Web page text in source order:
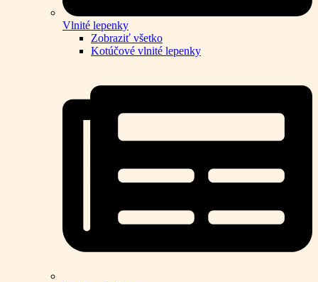
Vlnité lepenky
Zobraziť všetko
Kotúčové vlnité lepenky